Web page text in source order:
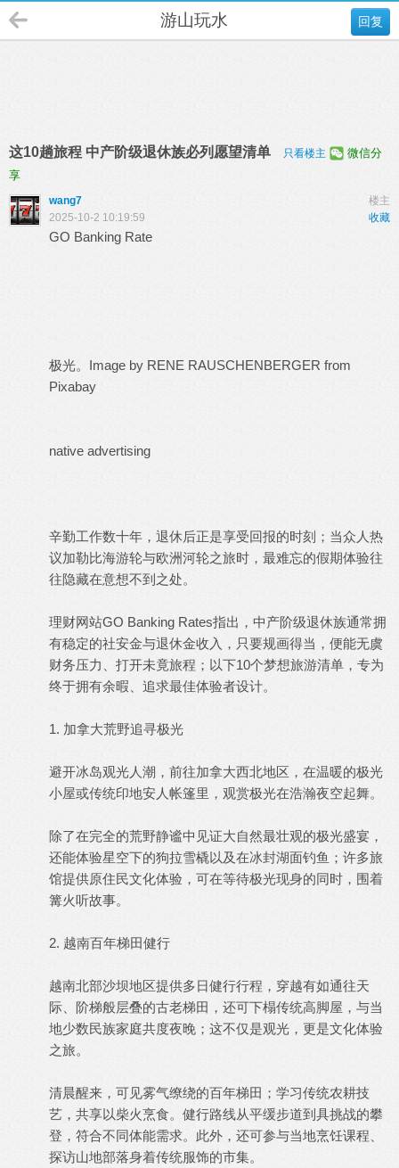
回复
游山玩水
这10趟旅程 中产阶级退休族必列愿望清单 只看楼主
微信分
享
楼主
wang7
收藏
2025-10-2 10:19:59
GO Banking Rate
极光。Image by RENE RAUSCHENBERGER from
Pixabay
native advertising
辛勤工作数十年，退休后正是享受回报的时刻；当众人热
议加勒比海游轮与欧洲河轮之旅时，最难忘的假期体验往
往隐藏在意想不到之处。
理财网站GO Banking Rates指出，中产阶级退休族通常拥
有稳定的社安金与退休金收入，只要规画得当，便能无虞
财务压力、打开未竟旅程；以下10个梦想旅游清单，专为
终于拥有余暇、追求最佳体验者设计。
1. 加拿大荒野追寻极光
避开冰岛观光人潮，前往加拿大西北地区，在温暖的极光
小屋或传统印地安人帐篷里，观赏极光在浩瀚夜空起舞。
除了在完全的荒野静谧中见证大自然最壮观的极光盛宴，
还能体验星空下的狗拉雪橇以及在冰封湖面钓鱼；许多旅
馆提供原住民文化体验，可在等待极光现身的同时，围着
篝火听故事。
2. 越南百年梯田健行
越南北部沙坝地区提供多日健行行程，穿越有如通往天
际、阶梯般层叠的古老梯田，还可下榻传统高脚屋，与当
地少数民族家庭共度夜晚；这不仅是观光，更是文化体验
之旅。
清晨醒来，可见雾气缭绕的百年梯田；学习传统农耕技
艺，共享以柴火烹食。健行路线从平缓步道到具挑战的攀
登，符合不同体能需求。此外，还可参与当地烹饪课程、
探访山地部落身着传统服饰的市集。